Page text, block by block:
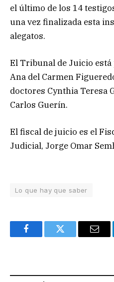
el último de los 14
una vez finalizada esta
alegatos.
El Tribunal de Juicio
Ana del Carmen
doctores Cynthia Teresa
Carlos Guerín.
El fiscal de juicio es el
Judicial, Jorge Omar
Lo que hay que saber
FacebookTwitter